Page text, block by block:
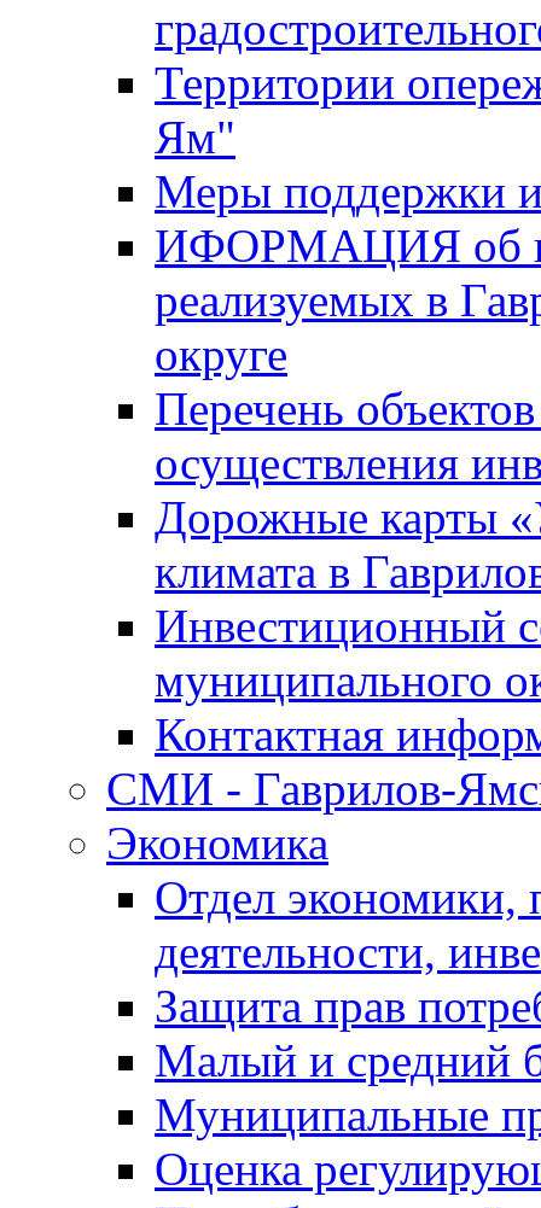
Территории
Ям"
Меры поддержки
ИФОРМАЦИЯ об
реализуемых в
округе
Перечень
осуществления
Дорожные карты
климата в
Инвестиционный
муниципального
Контактная
СМИ - Гаврилов-
Экономика
Отдел экономики,
деятельности,
Защита прав
Малый и средний
Муниципальные
Оценка